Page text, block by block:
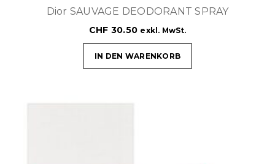
Dior SAUVAGE DEODORANT SPRAY
CHF 30.50 exkl. MwSt.
IN DEN WARENKORB